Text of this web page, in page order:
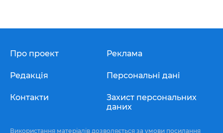
Про проект
Редакція
Контакти
Реклама
Персональні дані
Захист персональних
даних
Використання матеріалів дозволяється за умови посилання